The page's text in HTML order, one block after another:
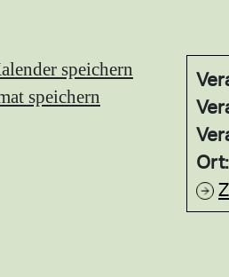
speichern
speichern
Ort: